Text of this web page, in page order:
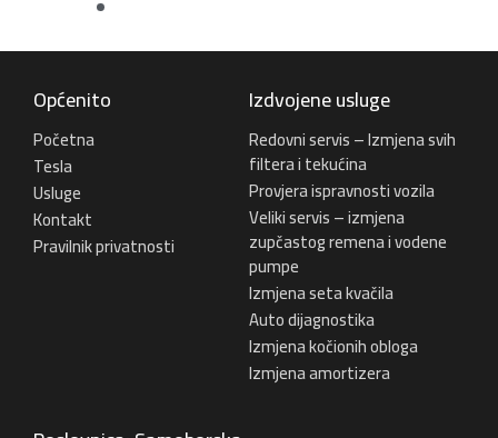
Općenito
Početna
Tesla
Usluge
Kontakt
Pravilnik privatnosti
Izdvojene usluge
Redovni servis – Izmjena svih
filtera i tekućina
Provjera ispravnosti vozila
Veliki servis – izmjena
zupčastog remena i vodene
pumpe
Izmjena seta kvačila
Auto dijagnostika
Izmjena kočionih obloga
Izmjena amortizera